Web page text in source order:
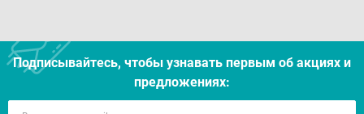
Подписывайтесь, чтобы узнавать первым об акцияx и
предложениях: